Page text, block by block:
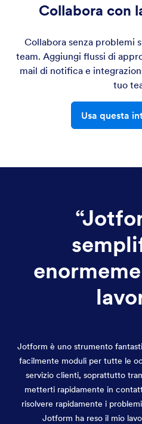
Collabora con
Collabora senza problemi
team. Aggiungi flussi di
mail di notifica e
tuo
Usa questa
“
Jotform è uno strumento
facilmente moduli per tutte le
servizio clienti, soprattutto
metterti rapidamente in
risolvere rapidamente i
Jotform ha reso il mio